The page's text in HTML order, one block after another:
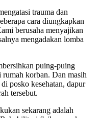
trauma dan
cara diungkapkan
berusaha menyajikan
mengadakan lomba
puing-puing
korban. Dan masih
posko kesehatan, dapur
tersebut.
sekarang adalah